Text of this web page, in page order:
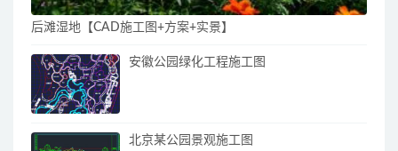
后滩湿地【CAD施工图+方案+实景】
安徽公园绿化工程施工图
北京某公园景观施工图